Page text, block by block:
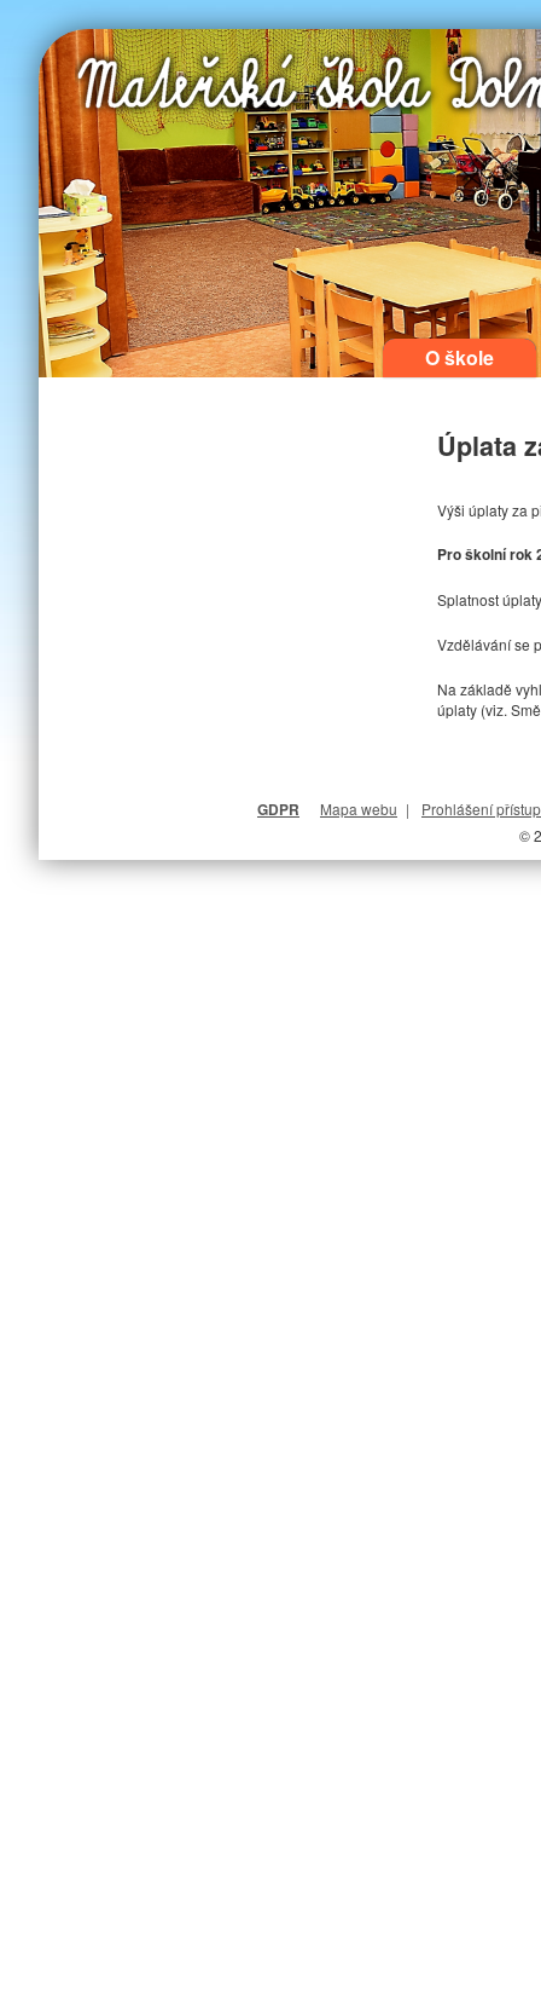
Hlavní
Přejít k
Přejít k
O škole
Úplata
Výši úplaty za
Pro školní rok
Splatnost
Vzdělávání se
Na základě
úplaty (viz.
GDPR Mapa webu |
Prohlášení
©